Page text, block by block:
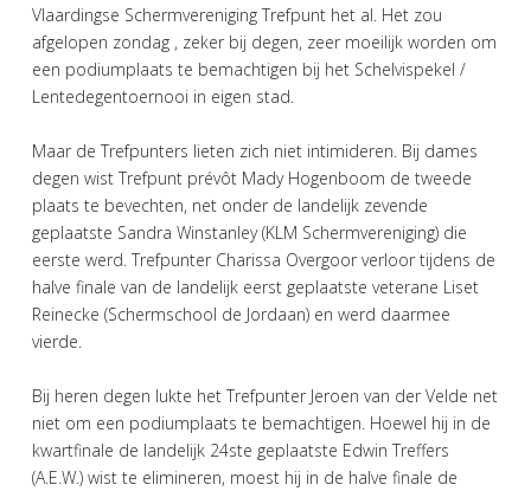
Vlaardingse Schermvereniging Trefpunt het al. Het zou
afgelopen zondag , zeker bij degen, zeer moeilijk worden om
een podiumplaats te bemachtigen bij het Schelvispekel /
Lentedegentoernooi in eigen stad.
Maar de Trefpunters lieten zich niet intimideren. Bij dames
degen wist Trefpunt prévôt Mady Hogenboom de tweede
plaats te bevechten, net onder de landelijk zevende
geplaatste Sandra Winstanley (KLM Schermvereniging) die
eerste werd. Trefpunter Charissa Overgoor verloor tijdens de
halve finale van de landelijk eerst geplaatste veterane Liset
Reinecke (Schermschool de Jordaan) en werd daarmee
vierde.
Bij heren degen lukte het Trefpunter Jeroen van der Velde net
niet om een podiumplaats te bemachtigen. Hoewel hij in de
kwartfinale de landelijk 24ste geplaatste Edwin Treffers
(A.E.W.) wist te elimineren, moest hij in de halve finale de